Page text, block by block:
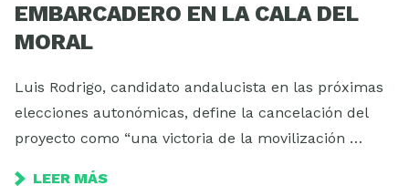
EMBARCADERO EN LA CALA DEL
MORAL
Luis Rodrigo, candidato andalucista en las próximas
elecciones autonómicas, define la cancelación del
proyecto como “una victoria de la movilización …
LEER MÁS